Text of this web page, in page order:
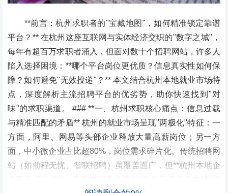
**前言：杭州求职者的"宝藏地图"，如何精准锁定靠谱
平台？** 在杭州这座互联网与实体经济交织的"数字之城"，
每年有超百万求职者涌入，但面对数十个招聘网站，许多人
陷入选择困境：**哪个平台岗位更优质？信息真实性如何保
障？如何避免"无效投递"？** 本文结合杭州本地就业市场特
点，深度解析主流招聘平台的优劣势，助你快速找到"对
味"的求职渠道。 ### **一、杭州求职核心痛点：信息过载
与精准匹配的矛盾** 杭州的就业市场呈现"两极化"特征：一
方面，阿里、网易等头部企业释放大量高薪岗位；另一方
面，中小微企业占比超80%，岗位需求碎片化。传统招聘网
站（如前程无忧、智联招聘）虽覆盖面广，但**杭州本地企